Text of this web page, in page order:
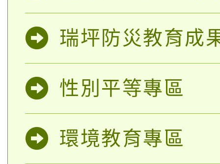
瑞坪防災教育成
性別平等專區
環境教育專區